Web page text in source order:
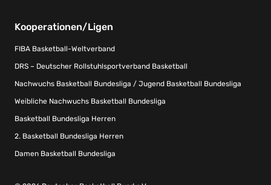
Kooperationen/Ligen
FIBA Basketball-Weltverband
DRS – Deutscher Rollstuhlsportverband Basketball
Nachwuchs Basketball Bundesliga / Jugend Basketball Bundesliga
Weibliche Nachwuchs Basketball Bundesliga
Basketball Bundesliga Herren
2. Basketball Bundesliga Herren
Damen Basketball Bundesliga